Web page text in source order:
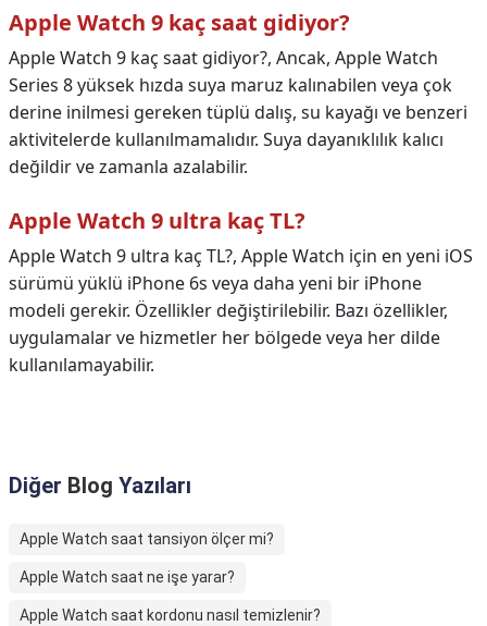
Apple Watch 9 kaç saat gidiyor?
Apple Watch 9 kaç saat gidiyor?, Ancak, Apple Watch
Series 8 yüksek hızda suya maruz kalınabilen veya çok
derine inilmesi gereken tüplü dalış, su kayağı ve benzeri
aktivitelerde kullanılmamalıdır. Suya dayanıklılık kalıcı
değildir ve zamanla azalabilir.
Apple Watch 9 ultra kaç TL?
Apple Watch 9 ultra kaç TL?, Apple Watch için en yeni iOS
sürümü yüklü iPhone 6s veya daha yeni bir iPhone
modeli gerekir. Özellikler değiştirilebilir. Bazı özellikler,
uygulamalar ve hizmetler her bölgede veya her dilde
kullanılamayabilir.
Diğer Blog Yazıları
Apple Watch saat tansiyon ölçer mi?
Apple Watch saat ne işe yarar?
Apple Watch saat kordonu nasıl temizlenir?